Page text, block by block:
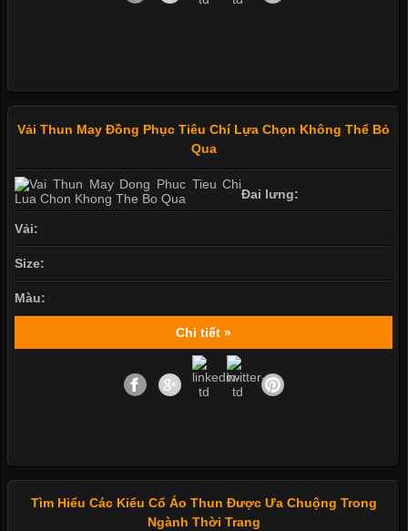
Vải Thun May Đồng Phục Tiêu Chí Lựa Chọn Không Thể Bỏ
Qua
Đai lưng:
Vải:
Size:
Màu:
Chi tiết »
Tìm Hiểu Các Kiểu Cổ Áo Thun Được Ưa Chuộng Trong
Ngành Thời Trang